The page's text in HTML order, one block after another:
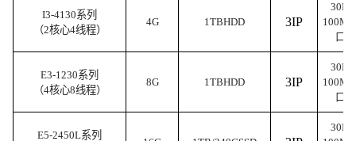
I3-4130系列
（2核心4线程）
4G 1TBHDD 3IP
30M/
100M/
口/
E3-1230系列
（4核心8线程）
8G 1TBHDD 3IP
30M/
100M/
口/
E5-2450L系列
30M/